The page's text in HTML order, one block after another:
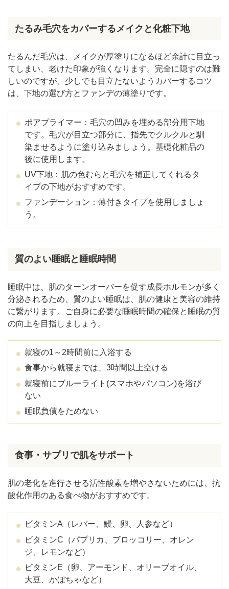
たるみ毛穴をカバーするメイクと化粧下地
たるんだ毛穴は、メイクが厚塗りになるほど余計に目立っ
てしまい、老けた印象が強くなります。完全に隠すのは難
しいのですが、少しでも目立たないようカバーするコツ
は、下地の選び方とファンデの薄塗りです。
ポアプライマー：毛穴の凹みを埋める部分用下地
です。毛穴が目立つ部分に、指先でクルクルと馴
染ませるように塗り込みましょう。基礎化粧品の
後に使用します。
UV下地：肌の色むらと毛穴を補正してくれるタ
イプの下地がおすすめです。
ファンデーション：薄付きタイプを使用しましょ
う。
質のよい睡眠と睡眠時間
睡眠中は、肌のターンオーバーを促す成長ホルモンが多く
分泌されるため、質のよい睡眠は、肌の健康と美容の維持
に繋がります。ご自身に必要な睡眠時間の確保と睡眠の質
の向上を目指しましょう。
就寝の1～2時間前に入浴する
食事から就寝までは、3時間以上空ける
就寝前にブルーライト(スマホやパソコン)を浴び
ない
睡眠負債をためない
食事・サプリで肌をサポート
肌の老化を進行させる活性酸素を増やさないためには、抗
酸化作用のある食べ物がおすすめです。
ビタミンA（レバー、鰻、卵、人参など）
ビタミンC（パプリカ、ブロッコリー、オレン
ジ、レモンなど）
ビタミンE（卵、アーモンド、オリーブオイル、
大豆、かぼちゃなど）